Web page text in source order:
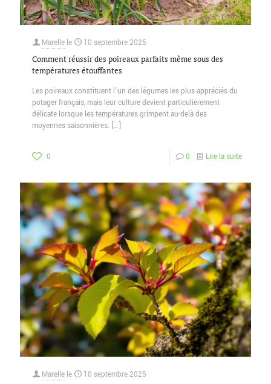
Marelle le 10 septembre 2025
Comment réussir des poireaux parfaits même sous des
températures étouffantes
Les poireaux constituent l’un des légumes les plus appréciés du
potager français, mais leur culture devient particulièrement
délicate lorsque les températures grimpent au-delà des
moyennes saisonnières. […]
0 0 Lire la suite
Marelle le 10 septembre 2025